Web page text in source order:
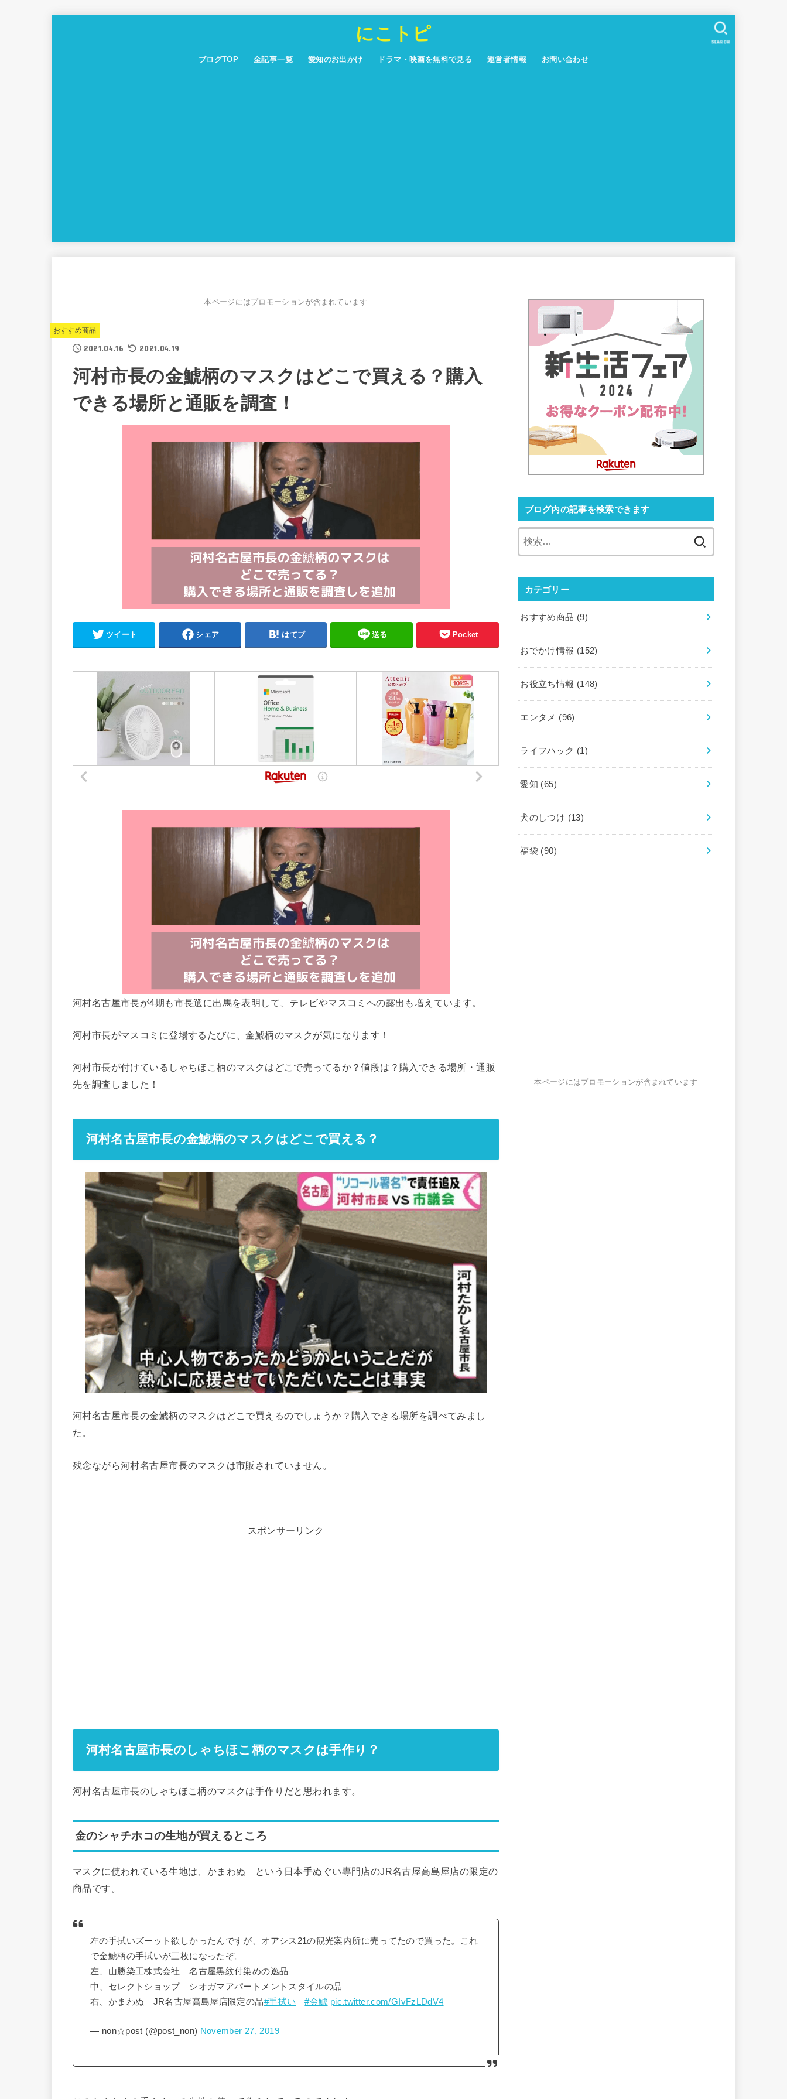
にこトピ
ブログTOP 全記事一覧 愛知のお出かけ ドラマ・映画を無料で見る 運営者情報 お問い合わせ
SEARCH
本ページにはプロモーションが含まれています
おすすめ商品
2021.04.16 2021.04.19
河村市長の金鯱柄のマスクはどこで買える？購入
できる場所と通販を調査！
ツイート シェア はてブ 送る Pocket
河村名古屋市長が4期も市長選に出馬を表明して、テレビやマスコミへの露出も増えています。
河村市長がマスコミに登場するたびに、金鯱柄のマスクが気になります！
河村市長が付けているしゃちほこ柄のマスクはどこで売ってるか？値段は？購入できる場所・通販
先を調査しました！
河村名古屋市長の金鯱柄のマスクはどこで買える？
河村名古屋市長の金鯱柄のマスクはどこで買えるのでしょうか？購入できる場所を調べてみまし
た。
残念ながら河村名古屋市長のマスクは市販されていません。
スポンサーリンク
河村名古屋市長のしゃちほこ柄のマスクは手作り？
河村名古屋市長のしゃちほこ柄のマスクは手作りだと思われます。
金のシャチホコの生地が買えるところ
マスクに使われている生地は、かまわぬ という日本手ぬぐい専門店のJR名古屋高島屋店の限定の
商品です。
左の手拭いズーット欲しかったんですが、オアシス21の観光案内所に売ってたので買った。これ
で金鯱柄の手拭いが三枚になったぞ。
左、山勝染工株式会社 名古屋黒紋付染めの逸品
中、セレクトショップ シオガマアパートメントスタイルの品
右、かまわぬ JR名古屋高島屋店限定の品#手拭い #金鯱 pic.twitter.com/GIvFzLDdV4
— non☆post (@post_non) November 27, 2019
ブログ内の記事を検索できます
カテゴリー
おすすめ商品 (9)
おでかけ情報 (152)
お役立ち情報 (148)
エンタメ (96)
ライフハック (1)
愛知 (65)
犬のしつけ (13)
福袋 (90)
本ページにはプロモーションが含まれています